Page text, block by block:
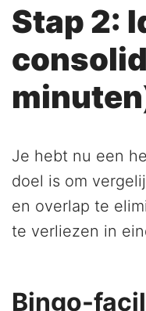
Stap 2:
Je hebt nu een
doel is om
en overlap te
te verliezen in
Bingo-